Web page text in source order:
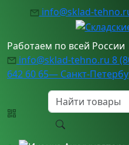
info@sklad-
Работаем по всей России
info@sklad-tehno.ru 8
642 60 65— Санкт-